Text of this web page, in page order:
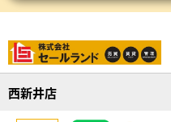
西新井店